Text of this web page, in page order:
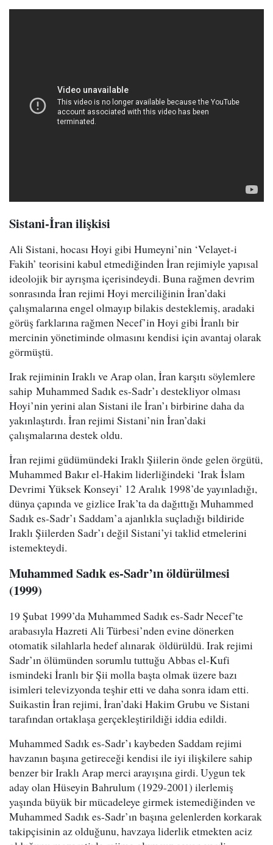
Sistani-İran ilişkisi
Ali Sistani, hocası Hoyi gibi Humeyni’nin ‘Velayet-i
Fakih’ teorisini kabul etmediğinden İran rejimiyle yapısal
ideolojik bir ayrışma içerisindeydi. Buna rağmen devrim
sonrasında İran rejimi Hoyi merciliğinin İran’daki
çalışmalarına engel olmayıp bilakis desteklemiş, aradaki
görüş farklarına rağmen Necef’in Hoyi gibi İranlı bir
mercinin yönetiminde olmasını kendisi için avantaj olarak
görmüştü.
Irak rejiminin Iraklı ve Arap olan, İran karşıtı söylemlere
sahip Muhammed Sadık es-Sadr’ı destekliyor olması
Hoyi’nin yerini alan Sistani ile İran’ı birbirine daha da
yakınlaştırdı. İran rejimi Sistani’nin İran’daki
çalışmalarına destek oldu.
İran rejimi güdümündeki Iraklı Şiilerin önde gelen örgütü,
Muhammed Bakır el-Hakim liderliğindeki ‘Irak İslam
Devrimi Yüksek Konseyi’ 12 Aralık 1998’de yayınladığı,
dünya çapında ve gizlice Irak’ta da dağıttığı Muhammed
Sadık es-Sadr’ı Saddam’a ajanlıkla suçladığı bildiride
Iraklı Şiilerden Sadr’ı değil Sistani’yi taklid etmelerini
istemekteydi.
Muhammed Sadık es-Sadr’ın öldürülmesi
(1999)
19 Şubat 1999’da Muhammed Sadık es-Sadr Necef’te
arabasıyla Hazreti Ali Türbesi’nden evine dönerken
otomatik silahlarla hedef alınarak öldürüldü. Irak rejimi
Sadr’ın ölümünden sorumlu tuttuğu Abbas el-Kufi
ismindeki İranlı bir Şii molla başta olmak üzere bazı
isimleri televizyonda teşhir etti ve daha sonra idam etti.
Suikastin İran rejimi, İran’daki Hakim Grubu ve Sistani
tarafından ortaklaşa gerçekleştirildiği iddia edildi.
Muhammed Sadık es-Sadr’ı kaybeden Saddam rejimi
havzanın başına getireceği kendisi ile iyi ilişkilere sahip
benzer bir Iraklı Arap merci arayışına girdi. Uygun tek
aday olan Hüseyin Bahrulum (1929-2001) ilerlemiş
yaşında büyük bir mücadeleye girmek istemediğinden ve
Muhammed Sadık es-Sadr’ın başına gelenlerden korkarak
takipçisinin az olduğunu, havzaya liderlik etmekten aciz